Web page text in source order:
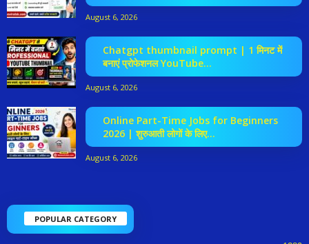
August 6, 2026
Chatgpt thumbnail prompt | 1 मिनट में
बनाएं प्रोफेशनल YouTube...
August 6, 2026
Online Part-Time Jobs for Beginners
2026 | शुरुआती लोगों के लिए...
August 6, 2026
POPULAR CATEGORY